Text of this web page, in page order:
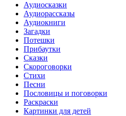
Аудиосказки
Аудиорассказы
Аудиокниги
Загадки
Потешки
Прибаутки
Сказки
Скороговорки
Стихи
Песни
Пословицы и поговорки
Раскраски
Картинки для детей